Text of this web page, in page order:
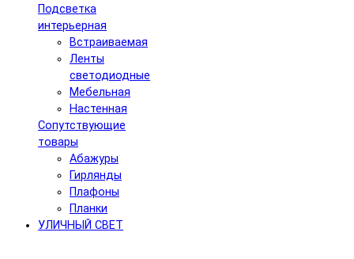
Подсветка
интерьерная
Встраиваемая
Ленты
светодиодные
Мебельная
Настенная
Сопутствующие
товары
Абажуры
Гирлянды
Плафоны
Планки
УЛИЧНЫЙ СВЕТ